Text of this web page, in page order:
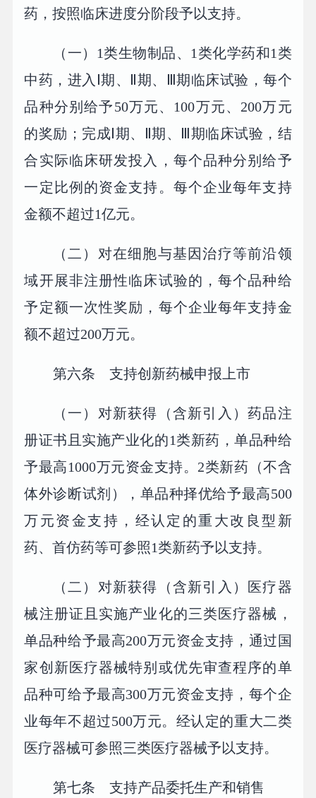
药，按照临床进度分阶段予以支持。
（一）1类生物制品、1类化学药和1类
中药，进入Ⅰ期、Ⅱ期、Ⅲ期临床试验，每个
品种分别给予50万元、100万元、200万元
的奖励；完成Ⅰ期、Ⅱ期、Ⅲ期临床试验，结
合实际临床研发投入，每个品种分别给予
一定比例的资金支持。每个企业每年支持
金额不超过1亿元。
（二）对在细胞与基因治疗等前沿领
域开展非注册性临床试验的，每个品种给
予定额一次性奖励，每个企业每年支持金
额不超过200万元。
第六条 支持创新药械申报上市
（一）对新获得（含新引入）药品注
册证书且实施产业化的1类新药，单品种给
予最高1000万元资金支持。2类新药（不含
体外诊断试剂），单品种择优给予最高500
万元资金支持，经认定的重大改良型新
药、首仿药等可参照1类新药予以支持。
（二）对新获得（含新引入）医疗器
械注册证且实施产业化的三类医疗器械，
单品种给予最高200万元资金支持，通过国
家创新医疗器械特别或优先审查程序的单
品种可给予最高300万元资金支持，每个企
业每年不超过500万元。经认定的重大二类
医疗器械可参照三类医疗器械予以支持。
第七条 支持产品委托生产和销售